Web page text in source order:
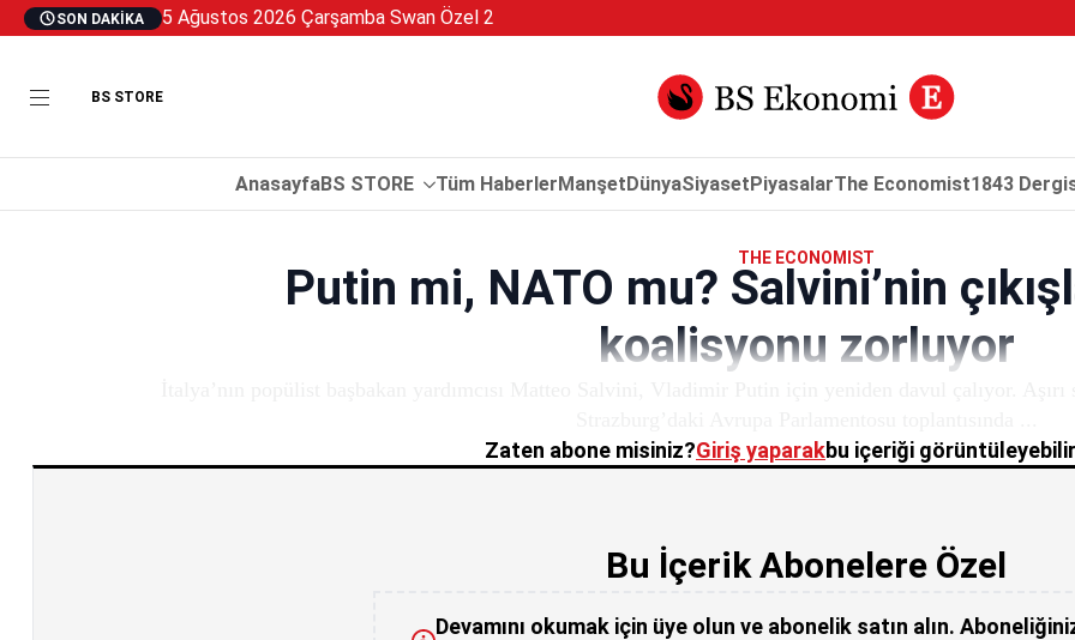
SON DAKIKA 5 Ağustos 2026 Çarşamba Swan Özel 2
BS STORE
AnasayfaBS STORE Tüm HaberlerManşetDünyaSiyasetPiyasalarThe Economist1843
THE ECONOMIST
Putin mi, NATO mu? Salvini’nin
koalisyonu zorluyor
Zaten abone misiniz?Giriş yaparakbu içeriği
Bu İçerik Abonelere Özel
Devamını okumak için üye olun ve abonelik satın alın.